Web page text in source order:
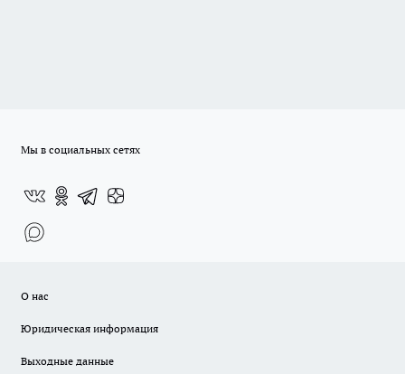
Мы в социальных сетях
О нас
Юридическая информация
Выходные данные